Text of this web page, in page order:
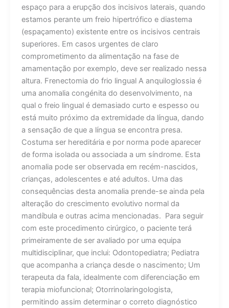
espaço para a erupção dos incisivos laterais, quando
estamos perante um freio hipertrófico e diastema
(espaçamento) existente entre os incisivos centrais
superiores. Em casos urgentes de claro
comprometimento da alimentação na fase de
amamentação por exemplo, deve ser realizado nessa
altura. Frenectomia do frio lingual A anquiloglossia é
uma anomalia congénita do desenvolvimento, na
qual o freio lingual é demasiado curto e espesso ou
está muito próximo da extremidade da língua, dando
a sensação de que a língua se encontra presa.
Costuma ser hereditária e por norma pode aparecer
de forma isolada ou associada a um síndrome. Esta
anomalia pode ser observada em recém-nascidos,
crianças, adolescentes e até adultos. Uma das
consequências desta anomalia prende-se ainda pela
alteração do crescimento evolutivo normal da
mandíbula e outras acima mencionadas. Para seguir
com este procedimento cirúrgico, o paciente terá
primeiramente de ser avaliado por uma equipa
multidisciplinar, que inclui: Odontopediatra; Pediatra
que acompanha a criança desde o nascimento; Um
terapeuta da fala, idealmente com diferenciação em
terapia miofuncional; Otorrinolaringologista,
permitindo assim determinar o correto diagnóstico